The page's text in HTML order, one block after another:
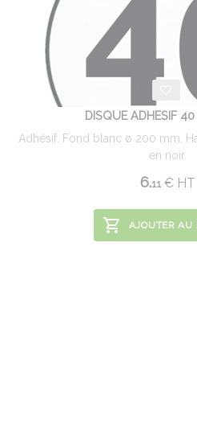
DISQUE ADHESIF
Adhésif. Fond blanc ø 200 mm.
en noir.
6.11 €HT
AJOUTER AU